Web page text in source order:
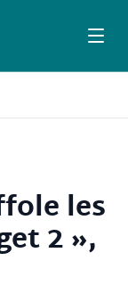
les
2 »,